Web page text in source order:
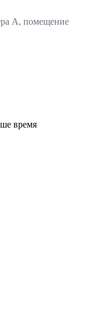
А, помещение
время